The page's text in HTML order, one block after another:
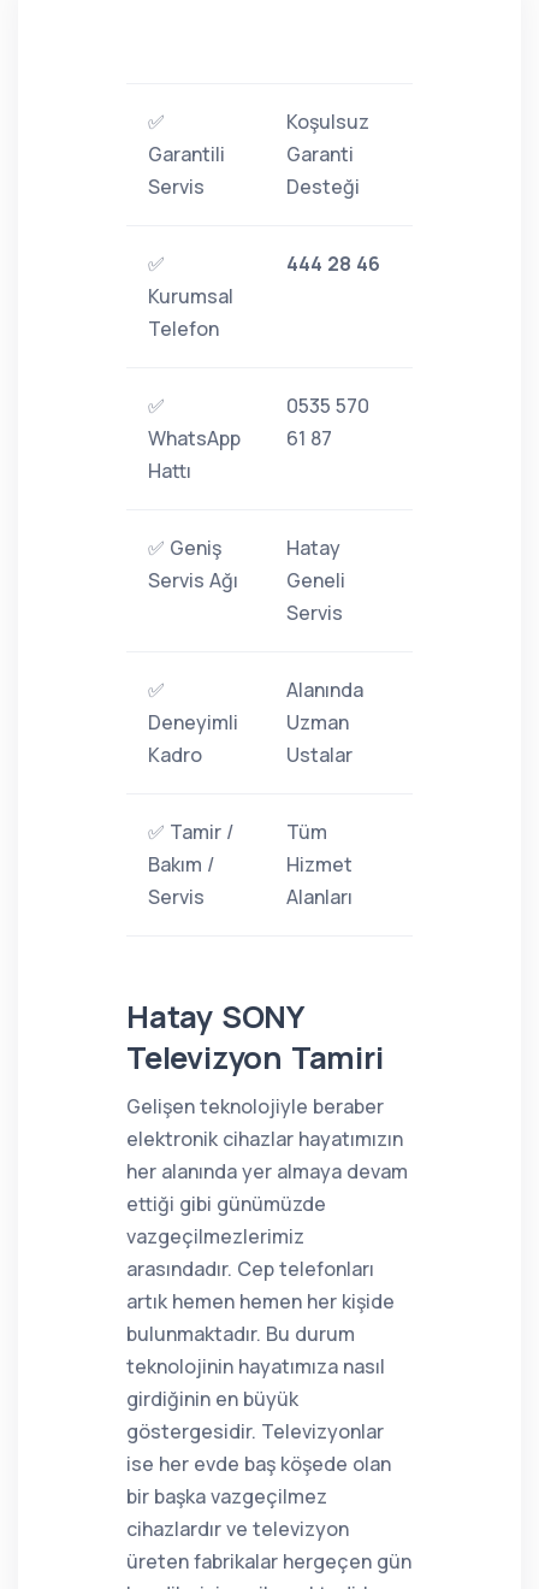
✅
Garantili
Servis
Koşulsuz
Garanti
Desteği
✅
Kurumsal
Telefon
444 28 46
✅
WhatsApp
Hattı
0535 570
61 87
✅ Geniş
Servis Ağı
Hatay
Geneli
Servis
✅
Deneyimli
Kadro
Alanında
Uzman
Ustalar
✅ Tamir /
Bakım /
Servis
Tüm
Hizmet
Alanları
Hatay SONY
Televizyon Tamiri
Gelişen teknolojiyle beraber
elektronik cihazlar hayatımızın
her alanında yer almaya devam
ettiği gibi günümüzde
vazgeçilmezlerimiz
arasındadır. Cep telefonları
artık hemen hemen her kişide
bulunmaktadır. Bu durum
teknolojinin hayatımıza nasıl
girdiğinin en büyük
göstergesidir. Televizyonlar
ise her evde baş köşede olan
bir başka vazgeçilmez
cihazlardır ve televizyon
üreten fabrikalar hergeçen gün